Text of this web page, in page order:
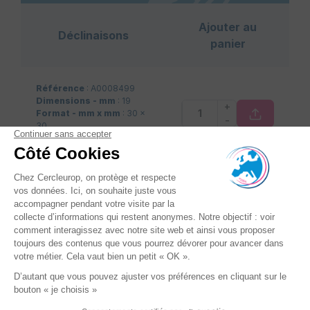
Déclinaisons
Ajouter au
panier
Référence : A0008499
Dimensions - mm : 19
Format - mm x mm : 30 x
30
Pièces/carton: 1000
+
-
Référence : A0008500
Dimensions - mm: 32
Format - mm x mm: 30 x
50
Pièces/carton : 1000
-